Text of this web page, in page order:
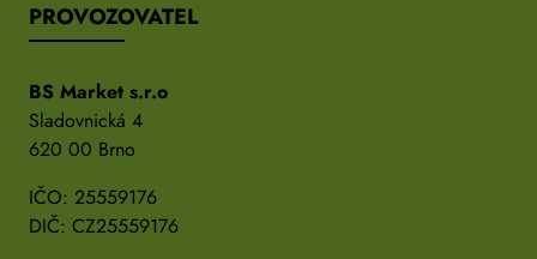
PROVOZOVATEL
BS Market s.r.o
Sladovnická 4
620 00 Brno
IČO: 25559176
DIČ: CZ25559176